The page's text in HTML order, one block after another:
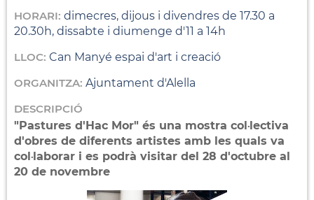
HORARI: dimecres, dijous i divendres de 17.30 a
20.30h, dissabte i diumenge d'11 a 14h
LLOC: Can Manyé espai d'art i creació
ORGANITZA: Ajuntament d'Alella
DESCRIPCIÓ
"Pastures d'Hac Mor" és una mostra col·lectiva
d'obres de diferents artistes amb les quals va
col·laborar i es podrà visitar del 28 d'octubre al
20 de novembre